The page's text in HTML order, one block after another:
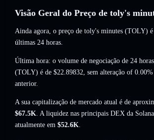
Visão Geral do Preço de toly's
Ainda agora, o preço de toly's minutes (TOLY) é
últimas 24 horas.
Última hora: o volume de negociação de 24
(TOLY) é de $22.89832, sem alteração of 0.00%
anterior.
A sua capitalização de mercado atual é de
$67.5K. A liquidez nas principais DEX da
atualmente em $52.6K.